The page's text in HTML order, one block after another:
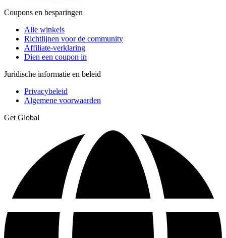
Coupons en besparingen
Alle winkels
Richtlijnen voor de community
Affiliate-verklaring
Dien een coupon in
Juridische informatie en beleid
Privacybeleid
Algemene voorwaarden
Get Global